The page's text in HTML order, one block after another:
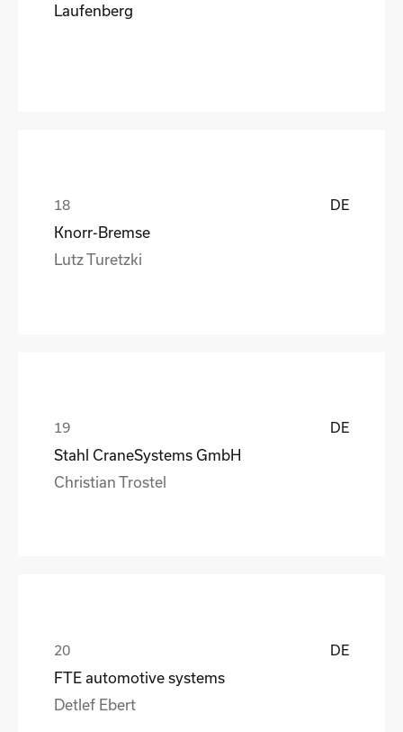
Laufenberg
DE
Knorr-Bremse
Lutz Turetzki
DE
Stahl CraneSystems GmbH
Christian Trostel
DE
FTE automotive systems
Detlef Ebert